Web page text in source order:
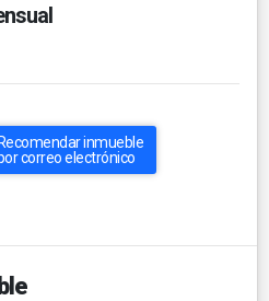
Recomendar inmueble
correo electrónico